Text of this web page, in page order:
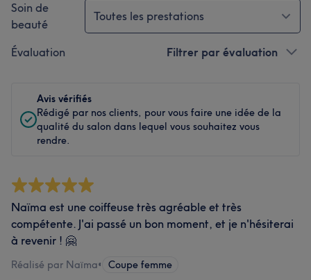
Soin de
beauté
Toutes les prestations
Évaluation Filtrer par évaluation
Avis vérifiés
Rédigé par nos clients, pour vous faire une idée de la
qualité du salon dans lequel vous souhaitez vous
rendre.
Naïma est une coiffeuse très agréable et très
compétente. J'ai passé un bon moment, et je n'hésiterai
à revenir ! 🤗
Réalisé par Naïma• Coupe femme